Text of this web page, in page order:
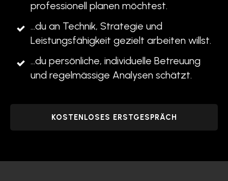
professionell planen möchtest.
...du an Technik, Strategie und
Leistungsfähigkeit gezielt arbeiten willst.
...du persönliche, individuelle Betreuung
und regelmässige Analysen schätzt.
KOSTENLOSES ERSTGESPRÄCH